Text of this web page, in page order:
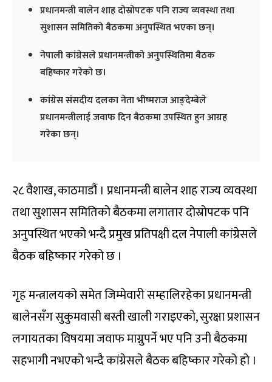
प्रधानमन्त्री बालेन शाह दोस्रोपटक पनि राज्य व्यवस्था तथा
सुशासन समितिको बैठकमा अनुपस्थित भएका छन्।
नेपाली कांग्रेसले प्रधानमन्त्रीको अनुपस्थितिमा बैठक
बहिष्कार गरेको छ।
कांग्रेस संसदीय दलका नेता भीष्मराज आङ्देम्बेले
प्रधानमन्त्रीलाई जवाफ दिन बैठकमा उपस्थित हुन आग्रह
गरेका छन्।
२८ वैशाख, काठमाडौं । प्रधानमन्त्री बालेन शाह राज्य व्यवस्था
तथा सुशासन समितिको बैठकमा लगातार दोस्रोपटक पनि
अनुपस्थित भएको भन्दै प्रमुख प्रतिपक्षी दल नेपाली कांग्रेसले
बैठक बहिष्कार गरेको छ ।
गृह मन्त्रालयको समेत जिम्मेवारी सम्हालिरहेका प्रधानमन्त्री
बालेनसँग सुकुमवासी बस्ती खाली गराइएको, सुरक्षा प्रशासन
लगायतका विषयमा जवाफ माग्नुपर्ने भए पनि उनी बैठकमा
सहभागी नभएको भन्दै कांग्रेसले बैठक बहिष्कार गरेको हो ।